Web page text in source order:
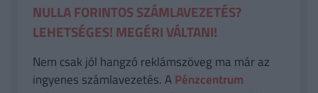
NULLA FORINTOS SZÁMLAVEZETÉS?
LEHETSÉGES! MEGÉRI VÁLTANI!
Nem csak jól hangzó reklámszöveg ma már az
ingyenes számlavezetés. APénzcentrum